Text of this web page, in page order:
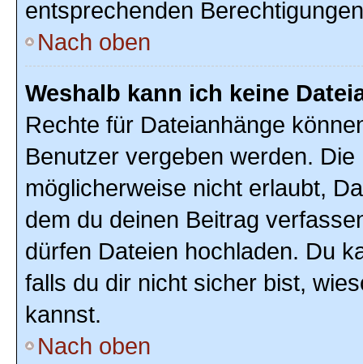
entsprechenden
Nach oben
Weshalb kann ich keine
Rechte für Dateianhänge
Benutzer vergeben werden.
möglicherweise nicht erlaubt,
dem du deinen Beitrag
dürfen Dateien hochladen. Du
falls du dir nicht sicher bist,
kannst.
Nach oben